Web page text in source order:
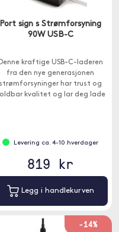
Port sign s Strømforsyning
90W USB-C
Denne kraftige USB-C-laderen
fra den nye generasjonen
strømforsyninger har trust og
kvalitet og lar deg lade
Levering ca. 4-10 hverdager
819 kr
Legg i handlekurven
-14%